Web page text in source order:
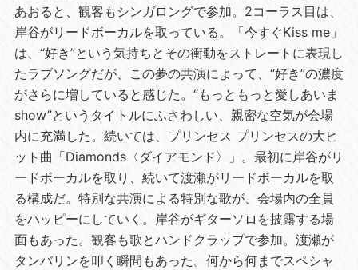
あおると、観客もシンガロングで参加。2コーラス目は、
岸谷がリードボーカルを取っている。「今すぐKiss me」
は、“好き”という気持ちとその衝動をストレートに表現し
たラブソングだが、この夢の共演によって、“好き”の濃度
がさらに増していると感じた。“もっともっと愛しあいま
show”というタイトルにふさわしい、親密な空気が会場
内に充満した。続いては、プリンセス プリンセスの大ヒ
ット曲「Diamonds〈ダイアモンド〉」。最初に岸谷がリ
ードボーカルを取り、続いて渡瀬がリードボーカルを取
る構成だ。特別な共演による特別な歌が、会場内の全員
をハッピーにしていく。岸谷がギターソロを披露する場
面もあった。観客も歌とハンドクラップで参加。渡瀬が
タンバリンを叩く瞬間もあった。何から何までスペシャ